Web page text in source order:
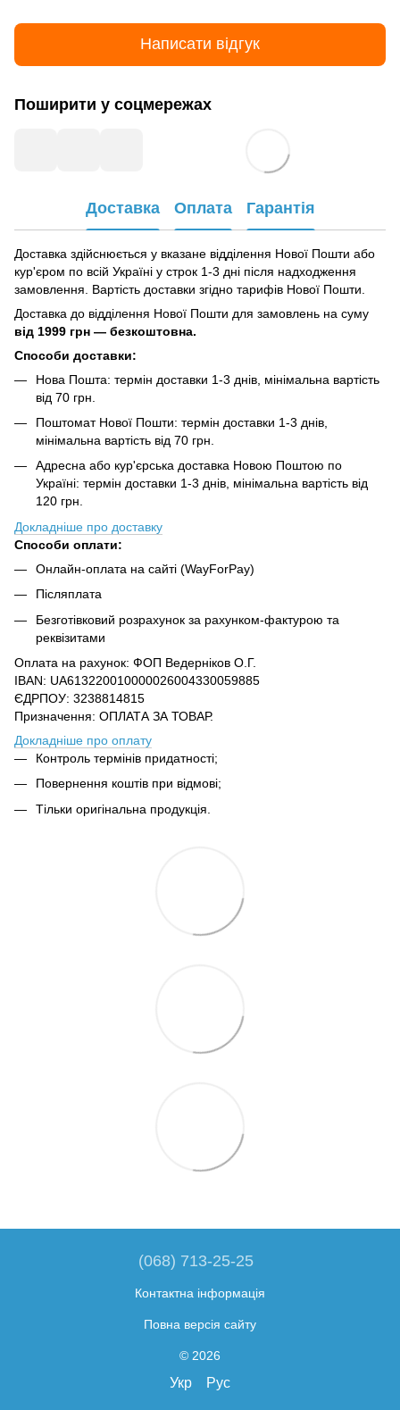
Написати відгук
Поширити у соцмережах
Доставка Оплата Гарантія
Доставка здійснюється у вказане відділення Нової Пошти або
кур'єром по всій Україні у строк 1-3 дні після надходження
замовлення. Вартість доставки згідно тарифів Нової Пошти.
Доставка до відділення Нової Пошти для замовлень на суму
від 1999 грн — безкоштовна.
Способи доставки:
Нова Пошта: термін доставки 1-3 днів, мінімальна вартість
від 70 грн.
Поштомат Нової Пошти: термін доставки 1-3 днів,
мінімальна вартість від 70 грн.
Адресна або кур'єрська доставка Новою Поштою по
Україні: термін доставки 1-3 днів, мінімальна вартість від
120 грн.
Докладніше про доставку
Способи оплати:
Онлайн-оплата на сайті (WayForPay)
Післяплата
Безготівковий розрахунок за рахунком-фактурою та
реквізитами
Оплата на рахунок: ФОП Ведерніков О.Г.
IBAN: UA613220010000026004330059885
ЄДРПОУ: 3238814815
Призначення: ОПЛАТА ЗА ТОВАР.
Докладніше про оплату
Контроль термінів придатності;
Повернення коштів при відмові;
Тільки оригінальна продукція.
(068) 713-25-25
Контактна інформація
Повна версія сайту
© 2026
Укр Рус